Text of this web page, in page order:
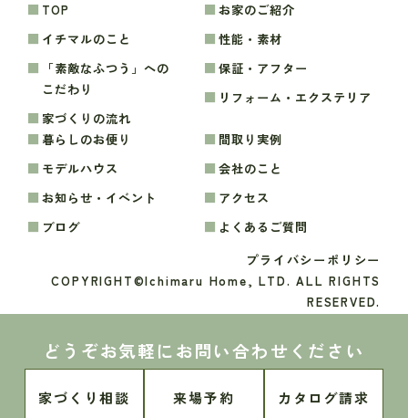
どうぞお気軽にお問い合わせください
家づくり相談 来場予約 カタログ請求
TOP
イチマルのこと
「素敵なふつう」への
こだわり
家づくりの流れ
お家のご紹介
性能・素材
保証・アフター
リフォーム・エクステリア
暮らしのお便り
モデルハウス
お知らせ・イベント
ブログ
間取り実例
会社のこと
アクセス
よくあるご質問
プライバシーポリシー
COPYRIGHT©Ichimaru Home, LTD. ALL RIGHTS
RESERVED.